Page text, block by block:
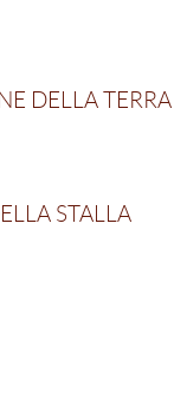
DELLA TERRA
STALLA